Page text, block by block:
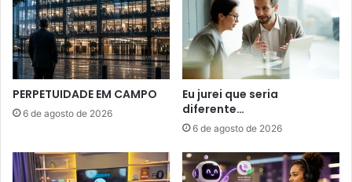
PERPETUIDADE EM CAMPO
6 de agosto de 2026
Eu jurei que seria
diferente…
6 de agosto de 2026